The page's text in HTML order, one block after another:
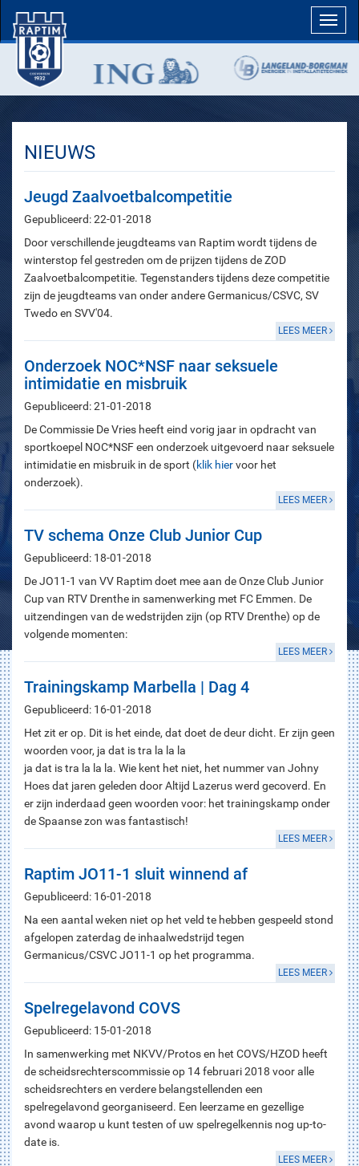
NIEUWS
Jeugd Zaalvoetbalcompetitie
Gepubliceerd: 22-01-2018
Door verschillende jeugdteams van Raptim wordt tijdens de
winterstop fel gestreden om de prijzen tijdens de ZOD
Zaalvoetbalcompetitie. Tegenstanders tijdens deze competitie
zijn de jeugdteams van onder andere Germanicus/CSVC, SV
Twedo en SVV'04.
LEES MEER
Onderzoek NOC*NSF naar seksuele
intimidatie en misbruik
Gepubliceerd: 21-01-2018
De Commissie De Vries heeft eind vorig jaar in opdracht van
sportkoepel NOC*NSF een onderzoek uitgevoerd naar seksuele
intimidatie en misbruik in de sport (klik hiervoor het
onderzoek).
LEES MEER
TV schema Onze Club Junior Cup
Gepubliceerd: 18-01-2018
De JO11-1 van VV Raptim doet mee aan de Onze Club Junior
Cup van RTV Drenthe in samenwerking met FC Emmen. De
uitzendingen van de wedstrijden zijn (op RTV Drenthe) op de
volgende momenten:
LEES MEER
Trainingskamp Marbella | Dag 4
Gepubliceerd: 16-01-2018
Het zit er op. Dit is het einde, dat doet de deur dicht. Er zijn geen
woorden voor, ja dat is tra la la la
ja dat is tra la la la. Wie kent het niet, het nummer van Johny
Hoes dat jaren geleden door Altijd Lazerus werd gecoverd. En
er zijn inderdaad geen woorden voor: het trainingskamp onder
de Spaanse zon was fantastisch!
LEES MEER
Raptim JO11-1 sluit winnend af
Gepubliceerd: 16-01-2018
Na een aantal weken niet op het veld te hebben gespeeld stond
afgelopen zaterdag de inhaalwedstrijd tegen
Germanicus/CSVC JO11-1 op het programma.
LEES MEER
Spelregelavond COVS
Gepubliceerd: 15-01-2018
In samenwerking met NKVV/Protos en het COVS/HZOD heeft
de scheidsrechterscommissie op 14 februari 2018 voor alle
scheidsrechters en verdere belangstellenden een
spelregelavond georganiseerd. Een leerzame en gezellige
avond waarop u kunt testen of uw spelregelkennis nog up-to-
date is.
LEES MEER